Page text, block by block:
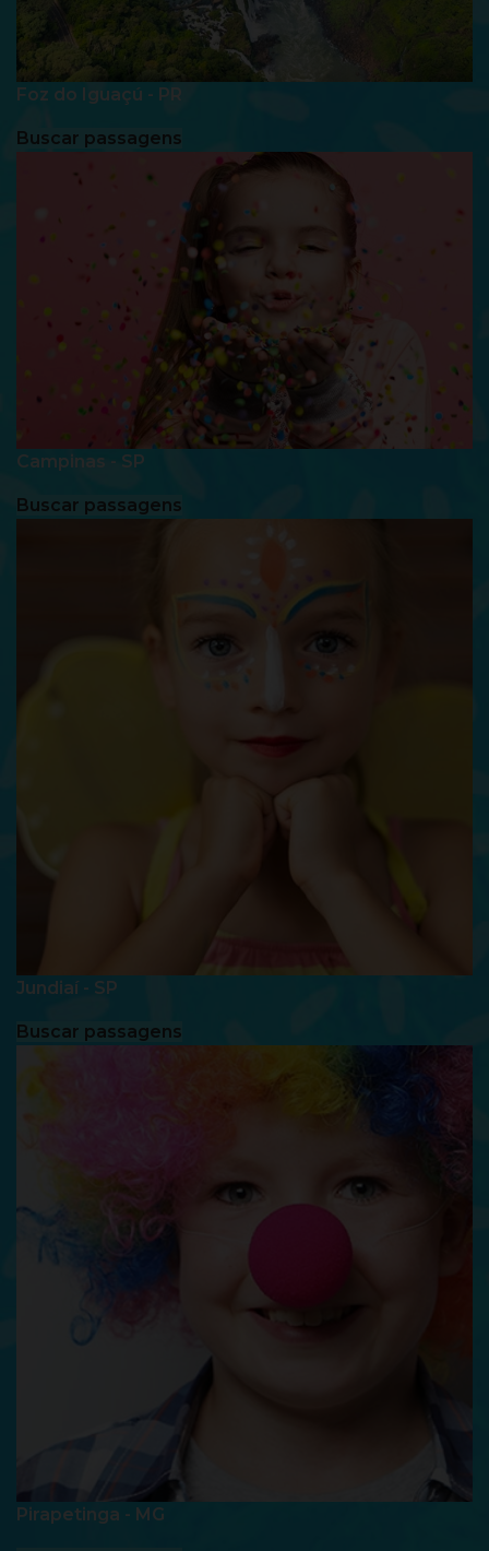
Foz do Iguaçú - PR
Buscar passagens
Campinas - SP
Buscar passagens
Jundiaí - SP
Buscar passagens
Pirapetinga - MG